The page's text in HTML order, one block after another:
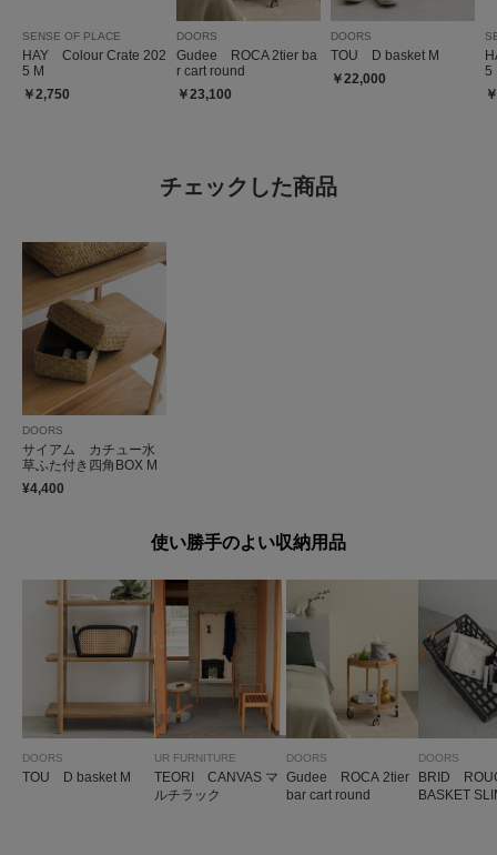
SENSE OF PLACE
HAY Colour Crate 202
5 M
￥2,750
DOORS
Gudee ROCA 2tier ba
r cart round
￥23,100
DOORS
TOU D basket M
￥22,000
5
チェックした商品
DOORS
サイアム カチュー水
草ふた付き四角BOX M
¥4,400
使い勝手のよい収納用品
DOORS
TOU D basket M
UR FURNITURE
TEORI CANVAS マ
ルチラック
DOORS
Gudee ROCA 2tier
bar cart round
DOORS
BRID
BASKET